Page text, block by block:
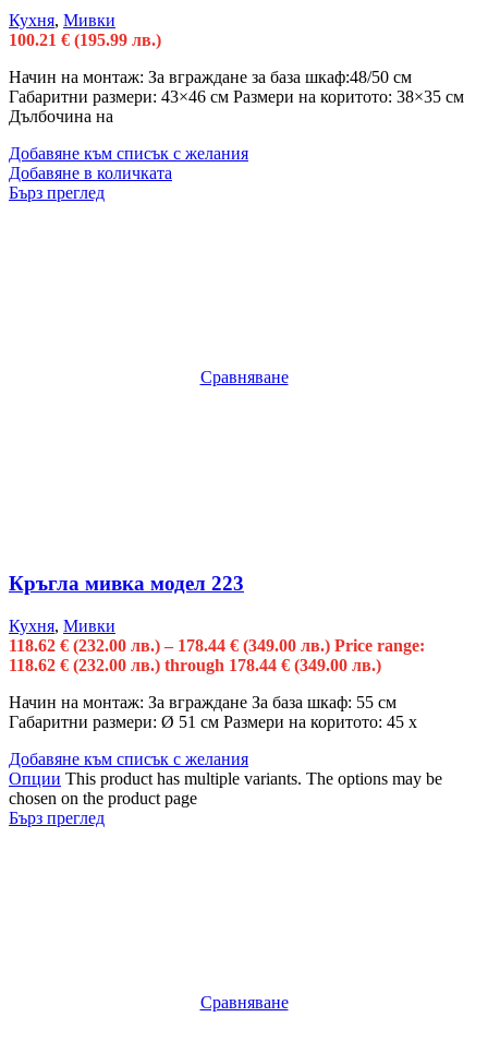
Кухня, Мивки
100.21 € (195.99 лв.)
Начин на монтаж: За вграждане за база шкаф:48/50 см
Габаритни размери: 43×46 см Размери на коритото: 38×35 см
Дълбочина на
Добавяне към списък с желания
Добавяне в количката
Бърз преглед
Сравняване
Кръгла мивка модел 223
Кухня, Мивки
118.62 € (232.00 лв.) – 178.44 € (349.00 лв.) Price range:
118.62 € (232.00 лв.) through 178.44 € (349.00 лв.)
Начин на монтаж: За вграждане За база шкаф: 55 см
Габаритни размери: Ø 51 см Размери на коритото: 45 x
Добавяне към списък с желания
Опции This product has multiple variants. The options may be
chosen on the product page
Бърз преглед
Сравняване